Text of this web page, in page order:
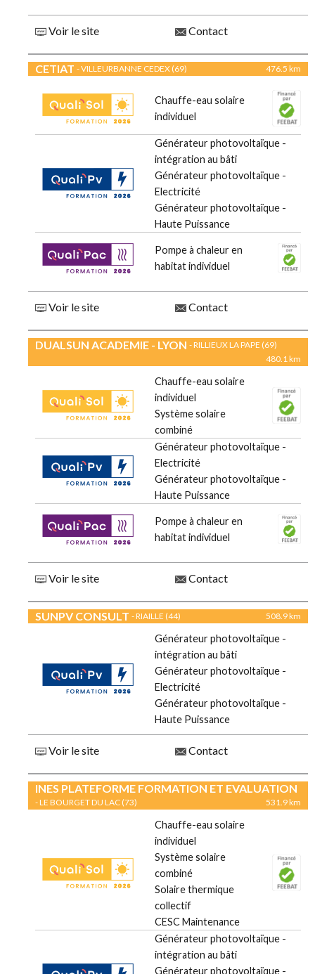
Voir le site Contact
CETIAT - VILLEURBANNE CEDEX (69) 476.5 km
Chauffe-eau solaire
individuel
Générateur photovoltaïque -
intégration au bâti
Générateur photovoltaïque -
Electricité
Générateur photovoltaïque -
Haute Puissance
Pompe à chaleur en
habitat individuel
Voir le site Contact
DUALSUN ACADEMIE - LYON - RILLIEUX LA PAPE (69)
480.1 km
Chauffe-eau solaire
individuel
Système solaire
combiné
Générateur photovoltaïque -
Electricité
Générateur photovoltaïque -
Haute Puissance
Pompe à chaleur en
habitat individuel
Voir le site Contact
SUNPV CONSULT - RIAILLE (44) 508.9 km
Générateur photovoltaïque -
intégration au bâti
Générateur photovoltaïque -
Electricité
Générateur photovoltaïque -
Haute Puissance
Voir le site Contact
INES PLATEFORME FORMATION ET EVALUATION
- LE BOURGET DU LAC (73) 531.9 km
Chauffe-eau solaire
individuel
Système solaire
combiné
Solaire thermique
collectif
CESC Maintenance
Générateur photovoltaïque -
intégration au bâti
Générateur photovoltaïque -